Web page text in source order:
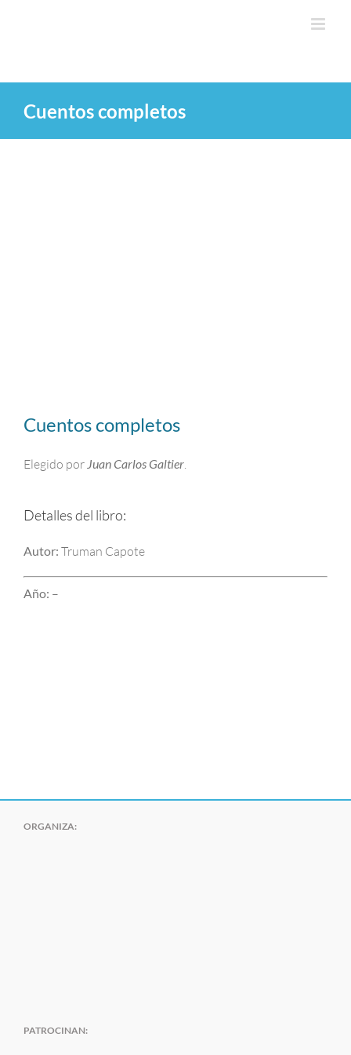
Cuentos completos
Cuentos completos
Elegido por Juan Carlos Galtier.
Detalles del libro:
Autor: Truman Capote
Año: –
ORGANIZA:
PATROCINAN: